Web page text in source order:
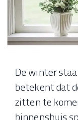
De winter
betekent dat
zitten te
binnenshuis